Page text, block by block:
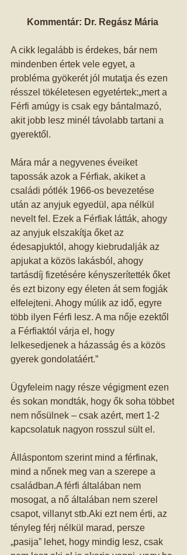
Kommentár: Dr. Regász Mária
A cikk legalább is érdekes, bár nem
mindenben értek vele egyet, a
probléma gyökerét jól mutatja és ezen
résszel tökéletesen egyetértek:„mert a
Férfi amúgy is csak egy bántalmazó,
akit jobb lesz minél távolabb tartani a
gyerektől.
Mára már a negyvenes éveiket
tapossák azok a Férfiak, akiket a
családi pótlék 1966-os bevezetése
után az anyjuk egyedül, apa nélkül
nevelt fel. Ezek a Férfiak látták, ahogy
az anyjuk elszakítja őket az
édesapjuktól, ahogy kiebrudalják az
apjukat a közös lakásból, ahogy
tartásdíj fizetésére kényszerítették őket
és ezt bizony egy életen át sem fogják
elfelejteni. Ahogy múlik az idő, egyre
több ilyen Férfi lesz. A ma nője ezektől
a Férfiaktól várja el, hogy
lelkesedjenek a házasság és a közös
gyerek gondolatáért.”
Ügyfeleim nagy része végigment ezen
és sokan mondták, hogy ők soha többet
nem nősülnek – csak azért, mert 1-2
kapcsolatuk nagyon rosszul sült el.
Álláspontom szerint mind a férfinak,
mind a nőnek meg van a szerepe a
családban.A férfi általában nem
mosogat, a nő általában nem szerel
csapot, villanyt stb.Aki ezt nem érti, az
tényleg férj nélkül marad, persze
„pasija” lehet, hogy mindig lesz, csak